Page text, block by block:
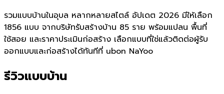
รวมแบบบ้านในอุบล หลากหลายสไตล์ อัปเดต 2026 มีให้เลือก
1856 แบบ จากบริษัทรับสร้างบ้าน 85 ราย พร้อมแปลน พื้นที่
ใช้สอย และราคาประเมินก่อสร้าง เลือกแบบที่ใช่แล้วติดต่อผู้รับ
ออกแบบและก่อสร้างได้ทันทีที่ ubon NaYoo
รีวิวแบบบ้าน